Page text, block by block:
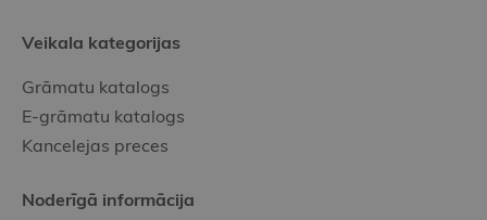
Veikala kategorijas
Grāmatu katalogs
E-grāmatu katalogs
Kancelejas preces
Noderīgā informācija